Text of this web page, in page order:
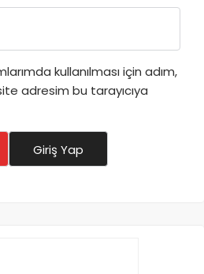
kullanılması için adım,
adresim bu tarayıcıya
Giriş Yap